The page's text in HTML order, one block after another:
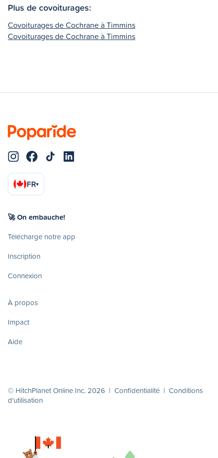
Plus de covoiturages:
Covoiturages de Cochrane à Timmins
Covoiturages de Cochrane à Timmins
FR▾
🚀 On embauche!
Télécharge notre app
Inscription
Connexion
À propos
Impact
Aide
© HitchPlanet Online Inc. 2026 | Confidentialité | Conditions
d'utilisation